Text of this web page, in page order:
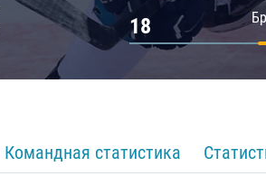
18
Командная статистика